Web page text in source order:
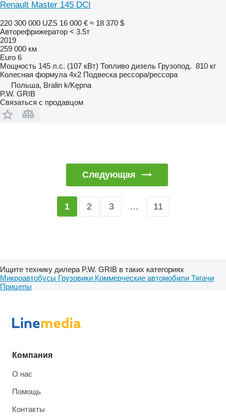
Renault Master 145 DCI
220 300 000 UZS 16 000 € ≈ 18 370 $
Авторефрижератор < 3.5т
2019
259 000 км
Euro 6
Мощность 145 л.с. (107 кВт) Топливо дизель Грузопод. 810 кг
Колесная формула 4x2 Подвеска рессора/рессора
Польша, Bralin k/Kępna
P.W. GRIB
Связаться с продавцом
Следующая
1 2 3 … 11
Ищите технику дилера P.W. GRIB в таких категориях
Микроавтобусы Грузовики Коммерческие автомобили Тягачи
Прицепы
Компания
О нас
Помощь
Контакты